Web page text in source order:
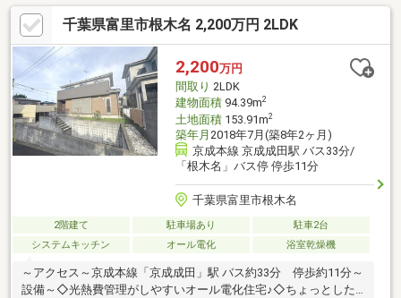
用コンセント等充実の設備！■室内からNARITA花火大会の花火が
望めます！千葉県富里市根木名 2,200万円 2LDK
2,200万円
間取り 2LDK
建物面積94.39m2
土地面積153.91m2
築年月 2018年7月(築8年2ヶ月)
京成本線 京成成田駅 バス33分/
「根木名」バス停 停歩11分
千葉県富里市根木名
2階建て 駐車場あり
駐車2台
システムキッチン
オール電化 浴室乾燥機
～アクセス～京成本線「京成成田」駅 バス約33分 停歩約11分～
設備～◇光熱費管理がしやすいオール電化住宅♪◇ちょっとした